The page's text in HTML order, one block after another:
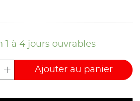
1 à 4 jours ouvrables
Ajouter au panier